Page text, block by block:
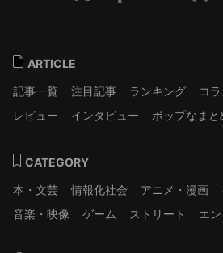
ARTICLE
記事一覧
注目記事 ランキング コ
レビュー
インタビュー ポップなまと
CATEGORY
本・文芸
情報化社会 アニメ・漫画
音楽・映像
ゲーム ストリート エ